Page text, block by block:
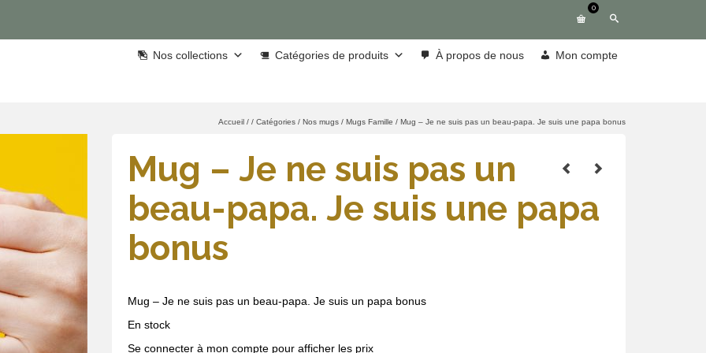
0
Nos collections Catégories de produits À propos de nous Mon compte
Accueil / / Catégories / Nos mugs / Mugs Famille / Mug – Je ne suis pas un beau-papa. Je suis une papa bonus
Mug – Je ne suis pas un
beau-papa. Je suis une papa
bonus
Mug – Je ne suis pas un beau-papa. Je suis un papa bonus
En stock
Se connecter à mon compte pour afficher les prix